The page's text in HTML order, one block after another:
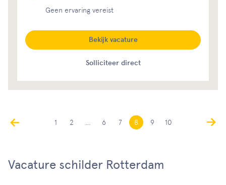
Geen ervaring vereist
Solliciteer direct
Bekijk vacature
1 2 6 7 8 9 10
Vacature schilder Rotterdam